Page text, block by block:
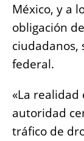
México, y a
obligación
federal.
«La realidad
autoridad
tráfico de